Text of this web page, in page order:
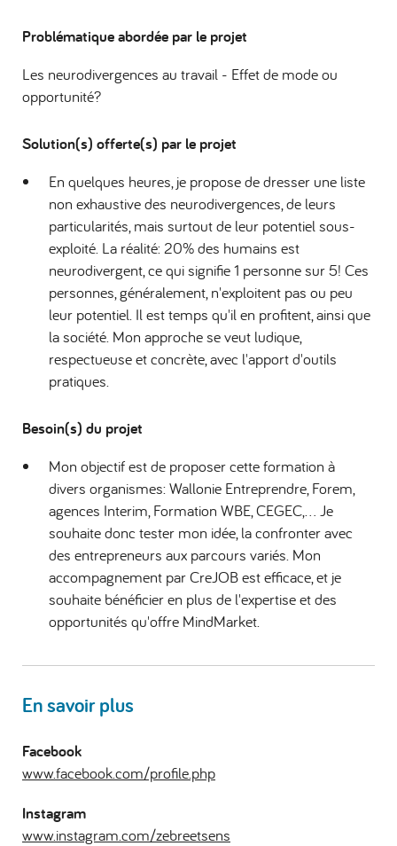
Problématique abordée par le projet
Les neurodivergences au travail - Effet de mode ou
opportunité?
Solution(s) offerte(s) par le projet
En quelques heures, je propose de dresser une liste
non exhaustive des neurodivergences, de leurs
particularités, mais surtout de leur potentiel sous-
exploité. La réalité: 20% des humains est
neurodivergent, ce qui signifie 1 personne sur 5! Ces
personnes, généralement, n'exploitent pas ou peu
leur potentiel. Il est temps qu'il en profitent, ainsi que
la société. Mon approche se veut ludique,
respectueuse et concrète, avec l'apport d'outils
pratiques.
Besoin(s) du projet
Mon objectif est de proposer cette formation à
divers organismes: Wallonie Entreprendre, Forem,
agences Interim, Formation WBE, CEGEC,... Je
souhaite donc tester mon idée, la confronter avec
des entrepreneurs aux parcours variés. Mon
accompagnement par CreJOB est efficace, et je
souhaite bénéficier en plus de l'expertise et des
opportunités qu'offre MindMarket.
En savoir plus
Facebook
www.facebook.com/profile.php
Instagram
www.instagram.com/zebreetsens